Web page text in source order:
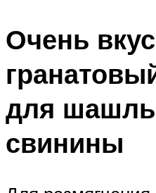
Очень
для
свинины